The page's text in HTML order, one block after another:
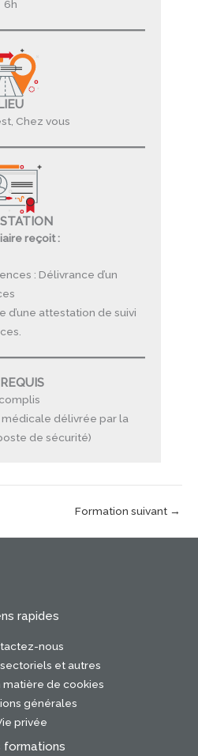
6h
Chez vous
reçoit :
: Délivrance d’un
d’une attestation de suivi
délivrée par la
de sécurité)
Formation suivant →
rapides
nous
et autres
matière de cookies
générales
privée
formations